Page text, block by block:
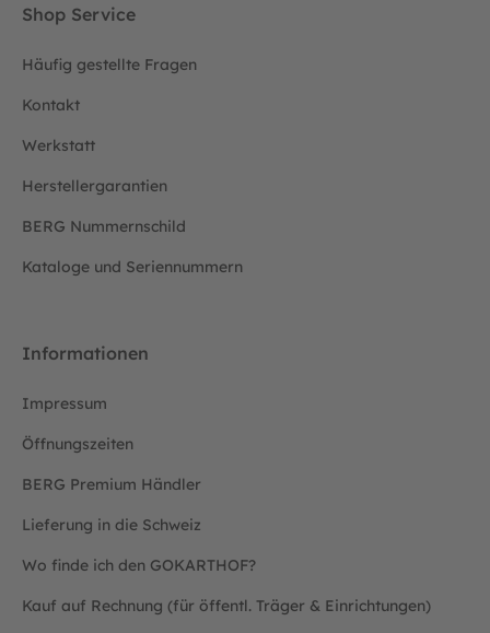
Shop Service
Häufig gestellte Fragen
Kontakt
Werkstatt
Herstellergarantien
BERG Nummernschild
Kataloge und Seriennummern
Informationen
Impressum
Öffnungszeiten
BERG Premium Händler
Lieferung in die Schweiz
Wo finde ich den GOKARTHOF?
Kauf auf Rechnung (für öffentl. Träger & Einrichtungen)